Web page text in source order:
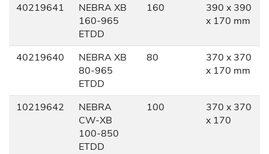
40219641
NEBRA XB
160-965
ETDD
160
390 x 390
x 170 mm
40219640
NEBRA XB
80-965
ETDD
80
370 x 370
x 170 mm
10219642
NEBRA
CW-XB
100-850
ETDD
100
370 x 370
x 170